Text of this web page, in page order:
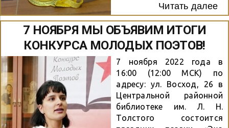
неофициальный гимном
КМП. Приветственным
словом участников и
победителей встретила
куратор конкурса Анна
Владимировна
Девяткова. Она
отметила, что за главный
приз в этом году решили
побороться более 400
человек из...
стихотворение «Я убит
под Орлом…». 3 место:
Бобровская Ирина
(Минск) за стихотворение
«Бусики». Номинация
«Возьмемся за руки,
друзья!» 1 место:
Пименов Анатолий (Наро-
Фоминск) за
стихотворение «Храни,
Господь, мою Россию». 2
Читать далее
7 НОЯБРЯ МЫ ОБЪЯВИМ ИТОГИ
КОНКУРСА МОЛОДЫХ ПОЭТОВ!
7 ноября 2022 года в
16:00 (12:00 МСК) по
адресу: ул. Восход, 26 в
Центральной районной
библиотеке им. Л. Н.
Толстого состоится